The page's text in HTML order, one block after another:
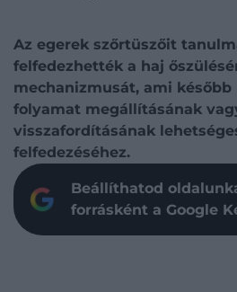
Az egerek szőrtüszőit
felfedezhették a haj
mechanizmusát, ami később
folyamat megállításának
visszafordításának
felfedezéséhez.
Beállíthatod
forrásként a Google